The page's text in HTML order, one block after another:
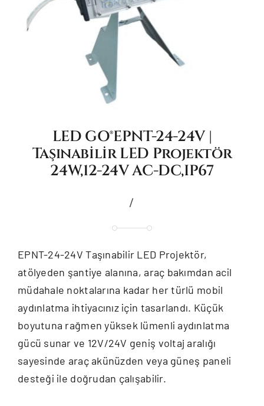
LED GO®EPNT-24-24V |
Taşınabilir LED Projektör
24W,12-24V AC-DC,IP67
/
EPNT-24-24V Taşınabilir LED Projektör,
atölyeden şantiye alanına, araç bakımdan acil
müdahale noktalarına kadar her türlü mobil
aydınlatma ihtiyacınız için tasarlandı. Küçük
boyutuna rağmen yüksek lümenli aydınlatma
gücü sunar ve 12V/24V geniş voltaj aralığı
sayesinde araç akünüzden veya güneş paneli
desteği ile doğrudan çalışabilir.